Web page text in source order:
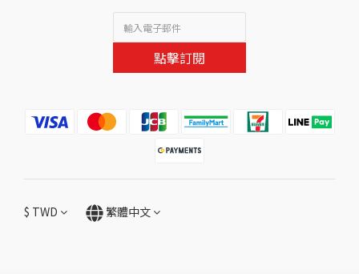
點擊訂閱
$ TWD 繁體中文